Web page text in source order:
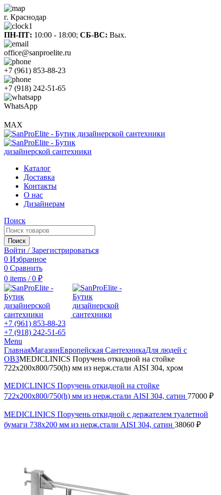
г. Краснодар
ПН-ПТ: 10:00 - 18:00; СБ-ВС: Вых.
office@sanproelite.ru
+7 (961) 853-88-23
+7 (918) 242-51-65
WhatsApp
MAX
Каталог
Доставка
Контакты
О нас
Дизайнерам
Поиск
Поиск
Войти / Зарегистрироваться
0 Избранное
0 Сравнить
0 items / 0 ₽
+7 (961) 853-88-23
+7 (918) 242-51-65
Menu
ГлавнаяМагазинЕвропейская СантехникаДля людей с
ОВЗMEDICLINICS Поручень откидной на стойке
722х200х800/750(h) мм из нерж.стали AISI 304, хром
MEDICLINICS Поручень откидной на стойке
722х200х800/750(h) мм из нерж.стали AISI 304, сатин 77000 ₽
MEDICLINICS Поручень откидной с держателем туалетной
бумаги 738х200 мм из нерж.стали AISI 304, сатин 38060 ₽